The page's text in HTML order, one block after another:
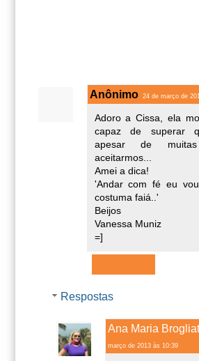
Anônimo 24 de março de
Adoro a Cissa, ela
capaz de superar
apesar de
aceitarmos...
Amei a dica!
'Andar com fé eu
costuma faiá..'
Beijos
Vanessa Muniz
=]
Respostas
Ana Maria
março de 2013 às 10:39